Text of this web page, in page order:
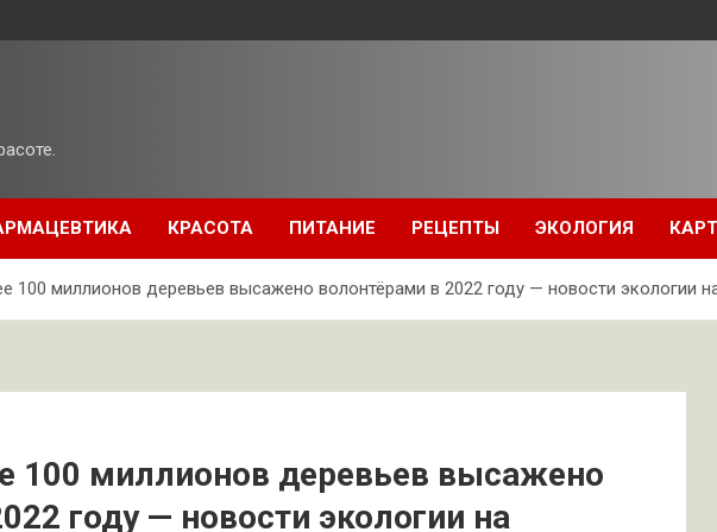
КРАСОТА ПИТАНИЕ РЕЦЕПТЫ ЭКОЛОГИЯ
100 миллионов деревьев высажено волонтёрами в 2022 году — новости экологии
100 миллионов деревьев высажено
году — новости экологии на